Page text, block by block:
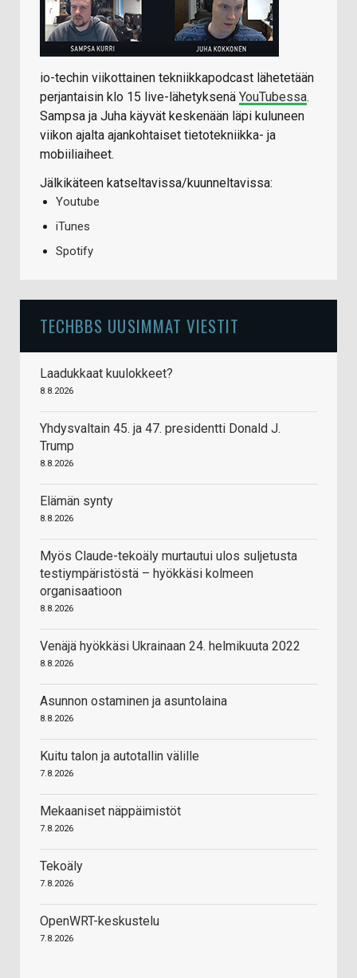
io-techin viikottainen tekniikkapodcast lähetetään
perjantaisin klo 15 live-lähetyksenä YouTubessa.
Sampsa ja Juha käyvät keskenään läpi kuluneen
viikon ajalta ajankohtaiset tietotekniikka- ja
mobiiliaiheet.
Jälkikäteen katseltavissa/kuunneltavissa:
Youtube
iTunes
Spotify
TECHBBS UUSIMMAT VIESTIT
Laadukkaat kuulokkeet?
8.8.2026
Yhdysvaltain 45. ja 47. presidentti Donald J.
Trump
8.8.2026
Elämän synty
8.8.2026
Myös Claude-tekoäly murtautui ulos suljetusta
testiympäristöstä – hyökkäsi kolmeen
organisaatioon
8.8.2026
Venäjä hyökkäsi Ukrainaan 24. helmikuuta 2022
8.8.2026
Asunnon ostaminen ja asuntolaina
8.8.2026
Kuitu talon ja autotallin välille
7.8.2026
Mekaaniset näppäimistöt
7.8.2026
Tekoäly
7.8.2026
OpenWRT-keskustelu
7.8.2026